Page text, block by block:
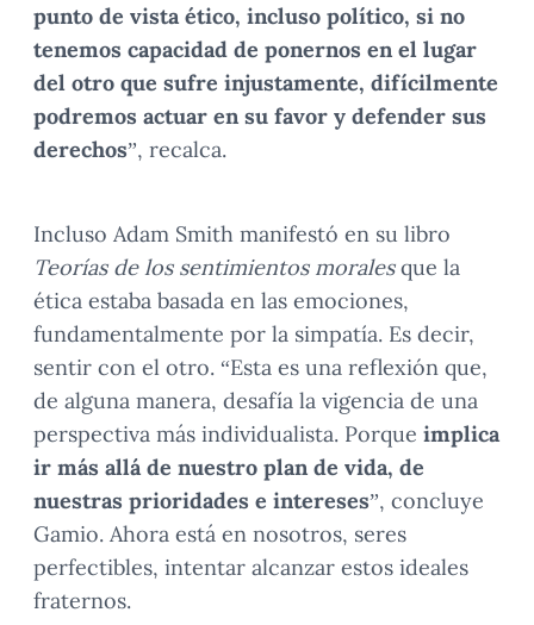
punto de vista ético, incluso político, si no
tenemos capacidad de ponernos en el lugar
del otro que sufre injustamente, difícilmente
podremos actuar en su favor y defender sus
derechos”, recalca.
Incluso Adam Smith manifestó en su libro
Teorías de los sentimientos moralesque la
ética estaba basada en las emociones,
fundamentalmente por la simpatía. Es decir,
sentir con el otro. “Esta es una reflexión que,
de alguna manera, desafía la vigencia de una
perspectiva más individualista. Porque implica
ir más allá de nuestro plan de vida, de
nuestras prioridades e intereses”, concluye
Gamio. Ahora está en nosotros, seres
perfectibles, intentar alcanzar estos ideales
fraternos.